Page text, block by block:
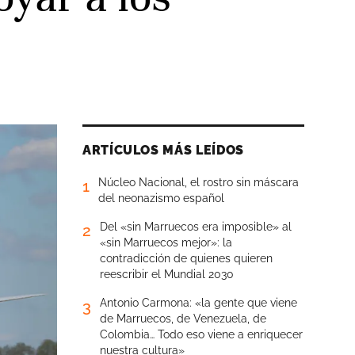
ARTÍCULOS MÁS LEÍDOS
1
Núcleo Nacional, el rostro sin máscara
del neonazismo español
2
Del «sin Marruecos era imposible» al
«sin Marruecos mejor»: la
contradicción de quienes quieren
reescribir el Mundial 2030
3
Antonio Carmona: «la gente que viene
de Marruecos, de Venezuela, de
Colombia… Todo eso viene a enriquecer
nuestra cultura»